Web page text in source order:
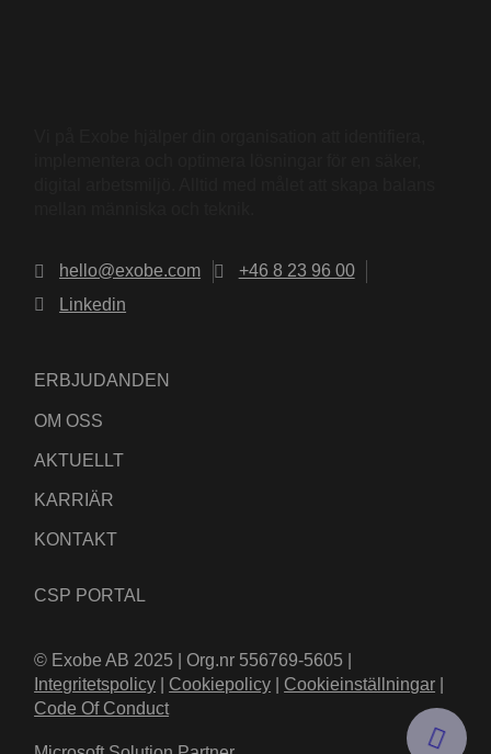
hello@exobe.com
+46 8 23 96 00
Linkedin
ERBJUDANDEN
OM OSS
AKTUELLT
KARRIÄR
KONTAKT
CSP PORTAL
© Exobe AB 2025 | Org.nr 556769-5605 |
Integritetspolicy
Cookiepolicy Cookieinställningar
Code Of Conduct
TVEKA INTE ATT KONTAKTA OSS!
RING OSS: +46 8 23 96 00